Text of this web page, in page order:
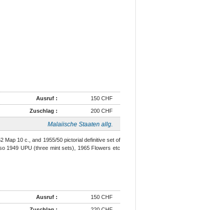
Ausruf : 150 CHF
Zuschlag : 200 CHF
Malaiische Staaten allg.
Map 10 c., and 1955/50 pictorial definitive set of
1949 UPU (three mint sets), 1965 Flowers etc
Ausruf : 150 CHF